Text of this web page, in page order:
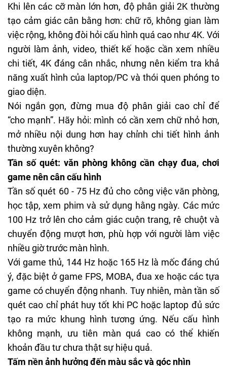
Khi lên các cỡ màn lớn hơn, độ phân giải 2K thường
tạo cảm giác cân bằng hơn: chữ rõ, không gian làm
việc rộng, không đòi hỏi cấu hình quá cao như 4K. Với
người làm ảnh, video, thiết kế hoặc cần xem nhiều
chi tiết, 4K đáng cân nhắc, nhưng nên kiểm tra khả
năng xuất hình của laptop/PC và thói quen phóng to
giao diện.
Nói ngắn gọn, đừng mua độ phân giải cao chỉ để
“cho mạnh”. Hãy hỏi: mình có cần xem chữ nhỏ hơn,
mở nhiều nội dung hơn hay chỉnh chi tiết hình ảnh
thường xuyên không?
Tần số quét: văn phòng không cần chạy đua, chơi
game nên cân cấu hình
Tần số quét 60 - 75 Hz đủ cho công việc văn phòng,
học tập, xem phim và sử dụng hằng ngày. Các mức
100 Hz trở lên cho cảm giác cuộn trang, rê chuột và
chuyển động mượt hơn, phù hợp với người làm việc
nhiều giờ trước màn hình.
Với game thủ, 144 Hz hoặc 165 Hz là mốc đáng chú
ý, đặc biệt ở game FPS, MOBA, đua xe hoặc các tựa
game có chuyển động nhanh. Tuy nhiên, màn tần số
quét cao chỉ phát huy tốt khi PC hoặc laptop đủ sức
tạo ra mức khung hình tương ứng. Nếu cấu hình
không mạnh, ưu tiên màn quá cao có thể khiến
khoản đầu tư chưa thật sự hiệu quả.
Tấm nền ảnh hưởng đến màu sắc và góc nhìn